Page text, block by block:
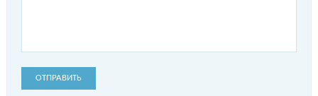
ОТПРАВИТЬ